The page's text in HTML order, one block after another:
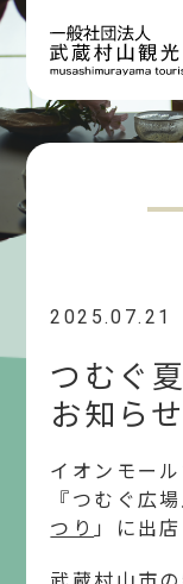
2025.07.21
つむぐ
お知らせ
イオンモー
『つむぐ広
つり 」に出